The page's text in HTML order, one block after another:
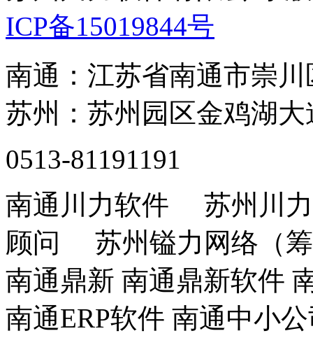
ICP备15019844号
南通：江苏省南通市崇
苏州：苏州园区金鸡湖
0513-81191191
南通川力软件 苏州川
顾问 苏州镒力网络（
南通鼎新 南通鼎新软件
南通ERP软件 南通中小